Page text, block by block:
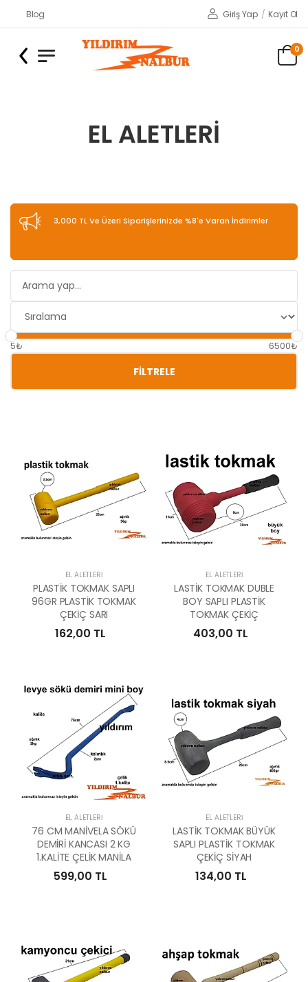
Blog Giriş Yap / Kayıt Ol
0
EL ALETLERI
3,000 TL Ve Üzeri Siparişlerinizde %8'e Varan İndirimler
5₺ 6500₺
FILTRELE
EL ALETLERI
PLASTİK TOKMAK SAPLI
96GR PLASTİK TOKMAK
ÇEKİÇ SARI
162,00 TL
EL ALETLERI
LASTİK TOKMAK DUBLE
BOY SAPLI PLASTİK
TOKMAK ÇEKİÇ
403,00 TL
EL ALETLERI
76 CM MANİVELA SÖKÜ
DEMİRİ KANCASI 2 KG
1.KALİTE ÇELİK MANİLA
599,00 TL
EL ALETLERI
LASTİK TOKMAK BÜYÜK
SAPLI PLASTİK TOKMAK
ÇEKİÇ SİYAH
134,00 TL